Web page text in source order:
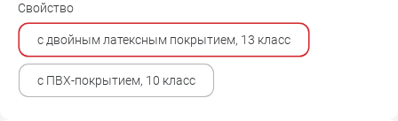
Свойство
с двойным латексным покрытием, 13 класс
с ПВХ-покрытием, 10 класс